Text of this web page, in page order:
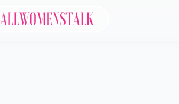
Allwomenstalk